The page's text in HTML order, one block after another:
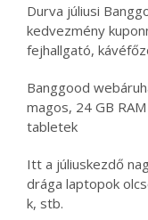
Durva júliusi
kedvezmény
fejhallgató,
Banggood
magos, 24 GB
tabletek
Itt a júliuskezdő
drága laptopok
k, stb.